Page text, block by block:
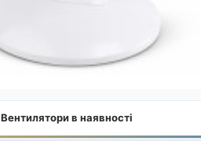
Вентилятори в наявності